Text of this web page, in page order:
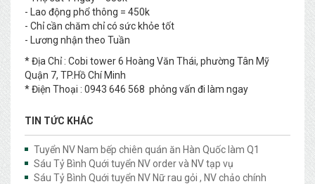
- Lao động phổ thông = 450k
- Chỉ cần chăm chỉ có sức khỏe tốt
- Lương nhận theo Tuần
* Địa Chỉ : Cobi tower 6 Hoàng Văn Thái, phường Tân Mỹ
Quận 7, TP.Hồ Chí Minh
* Điện Thoại : 0943 646 568 phỏng vấn đi làm ngay
TIN TỨC KHÁC
Tuyển NV Nam bếp chiên quán ăn Hàn Quốc làm Q1
Sáu Tỷ Bình Quới tuyển NV order và NV tạp vụ
Sáu Tỷ Bình Quới tuyển NV Nữ rau gỏi , NV chảo chính